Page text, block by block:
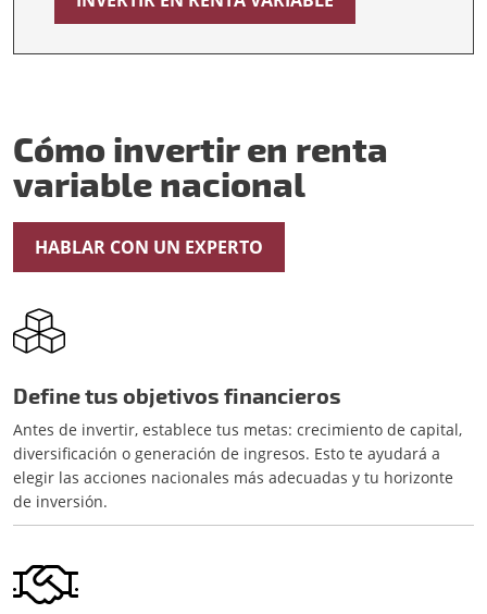
Cómo invertir en renta
variable nacional
HABLAR CON UN EXPERTO
Define tus objetivos financieros
Antes de invertir, establece tus metas: crecimiento de capital,
diversificación o generación de ingresos. Esto te ayudará a
elegir las acciones nacionales más adecuadas y tu horizonte
de inversión.